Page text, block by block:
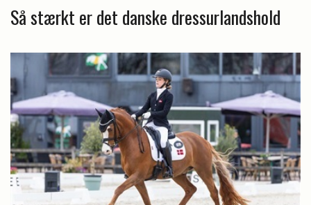
Så stærkt er det danske dressurlandshold